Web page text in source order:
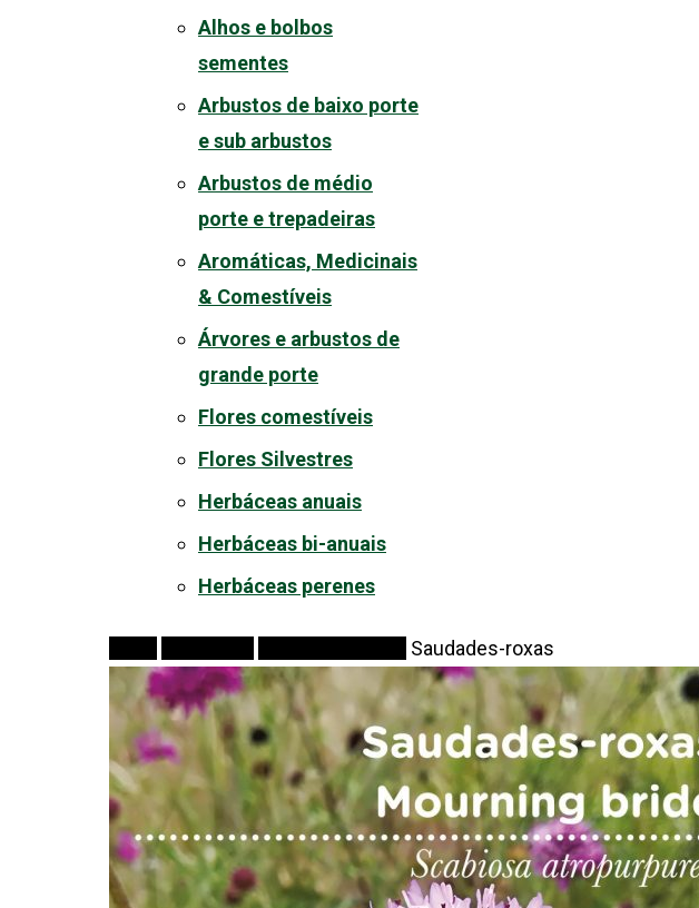
Alhos e bolbos
sementes
Arbustos de baixo porte
e sub arbustos
Arbustos de médio
porte e trepadeiras
Aromáticas, Medicinais
& Comestíveis
Árvores e arbustos de
grande porte
Flores comestíveis
Flores Silvestres
Herbáceas anuais
Herbáceas bi-anuais
Herbáceas perenes
Saudades-roxas